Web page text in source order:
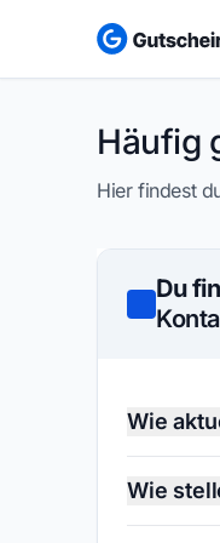
Häufig
Hier findest
Du
Wie
Unser
sind. ‍
Wir
Wie
Wir